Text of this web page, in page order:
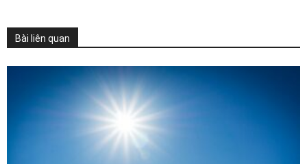
Bài liên quan